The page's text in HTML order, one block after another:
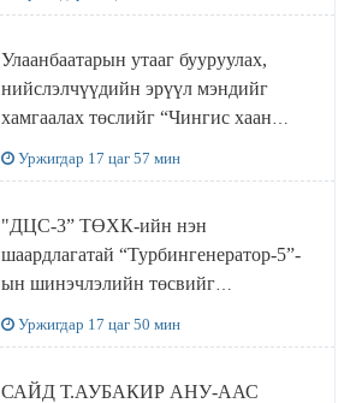
Улаанбаатарын утааг бууруулах,
нийслэлчүүдийн эрүүл мэндийг
хамгаалах төслийг “Чингис хаан
Уржигдар 17 цаг 57 мин
"ДЦС-3” ТӨХК-ийн нэн
шаардлагатай “Турбингенератор-5”-
ын шинэчлэлийн төсвийг
Уржигдар 17 цаг 50 мин
САЙД Т.АУБАКИР АНУ-ААС